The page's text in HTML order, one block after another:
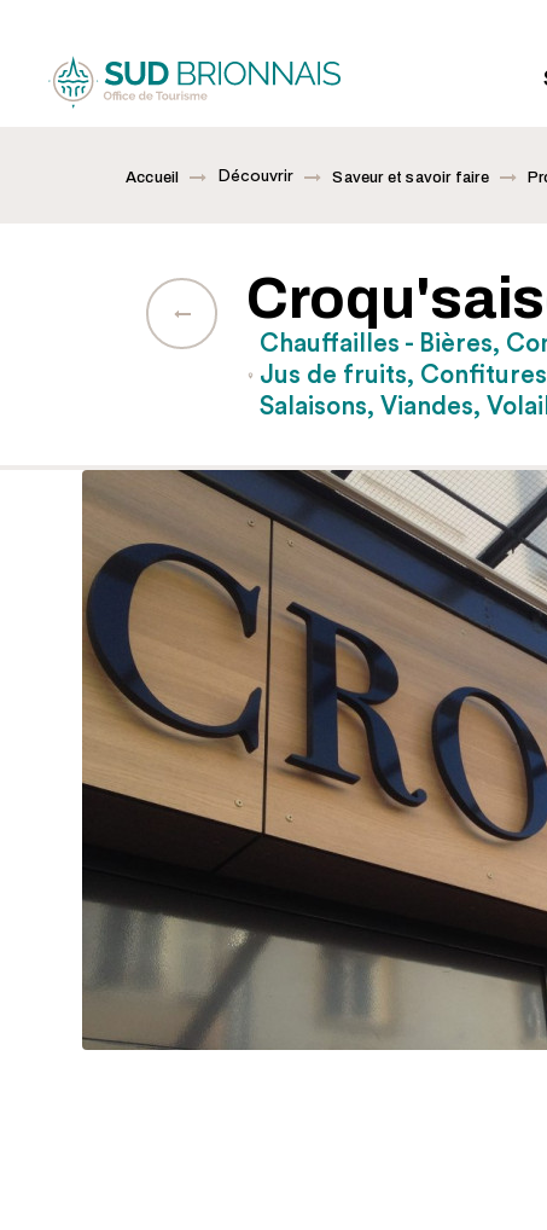
Accueil Découvrir Saveur et savoir faire
Chauffailles - Bières,
Jus de fruits,
Salaisons, Viandes,